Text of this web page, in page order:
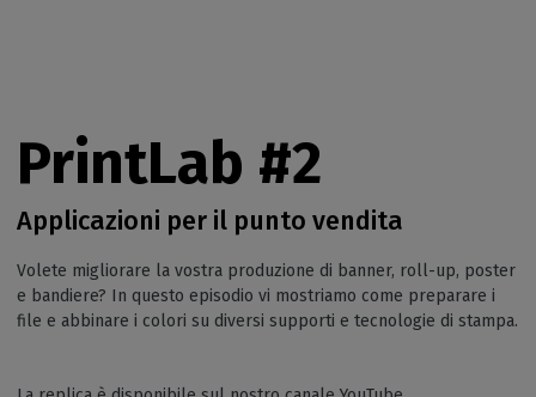
PrintLab #2
Applicazioni per il punto vendita
Volete migliorare la vostra produzione di banner, roll-up, poster
e bandiere? In questo episodio vi mostriamo come preparare i
file e abbinare i colori su diversi supporti e tecnologie di stampa.